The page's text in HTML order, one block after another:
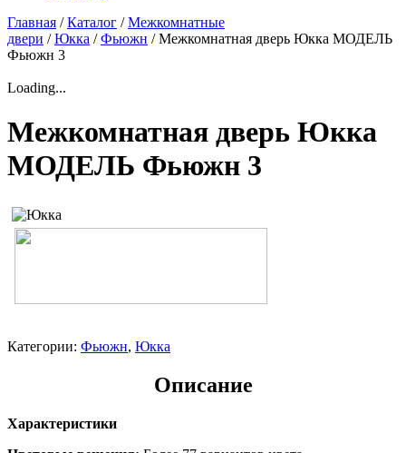
Главная /Каталог /Межкомнатные
двери /Юкка /Фьюжн / Межкомнатная дверь Юкка МОДЕЛЬ
Фьюжн 3
Loading...
Межкомнатная дверь Юкка
МОДЕЛЬ Фьюжн 3
Категории: Фьюжн, Юкка
Описание
Характеристики